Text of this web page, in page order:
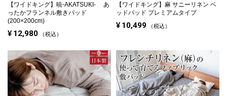
【ワイドキング】 暁-AKATSUKI- あ
ったかフランネル敷きパッド
(200×200cm)
¥ 12,980 税込
【ワイドキング】 麻 サニーリネン ベ
ッドパッド プレミアムタイプ
¥ 10,499 税込